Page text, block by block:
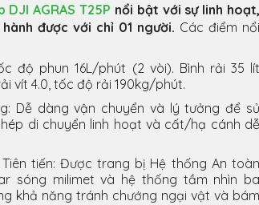
Agras T70P, được mệnh danh dòng
gia hiệu suất, đa năng.
70 lít, bình rải 100 lít và tải trọng nâng 65
mục đích sử dụng, bao gồm phun thuốc
hoặc hạt giống, vận chuyển vật liệu.
bao gồm tốc độ vận hành tối đa
phun cao (lên đến 40 L/phút với hệ thống
Hệ thống An toàn 3.0 tiên tiến với radar
Tri-Vision cho khả năng phát hiện và
vượt trội.
tiêu cách mạng hóa hiệu quả và an toàn